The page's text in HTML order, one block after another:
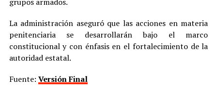
La administración aseguró que las acciones en materia
penitenciaria se desarrollarán bajo el marco
constitucional y con énfasis en el fortalecimiento de la
autoridad estatal.
Fuente: Versión Final